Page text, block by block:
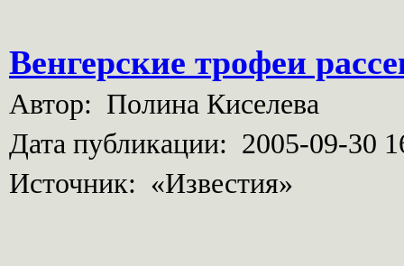
Венгерские трофеи
Автор: Полина Киселева
Дата публикации: 2005-09-30
Источник: «Известия»